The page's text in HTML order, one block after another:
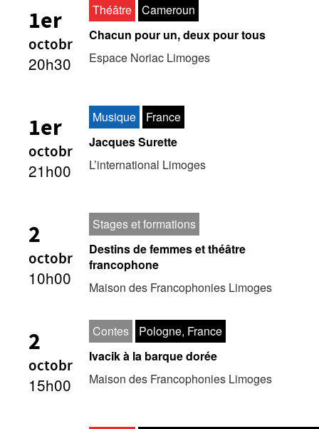
1er
octobr
20h30
Théâtre
Cameroun
Chacun pour un, deux pour tous
Espace Noriac Limoges
1er
octobr
21h00
Musique
France
Jacques Surette
L’international Limoges
2
octobr
10h00
Stages et formations
Destins de femmes et théâtre
francophone
Maison des Francophonies Limoges
2
octobr
15h00
Contes
Pologne, France
Ivacik à la barque dorée
Maison des Francophonies Limoges